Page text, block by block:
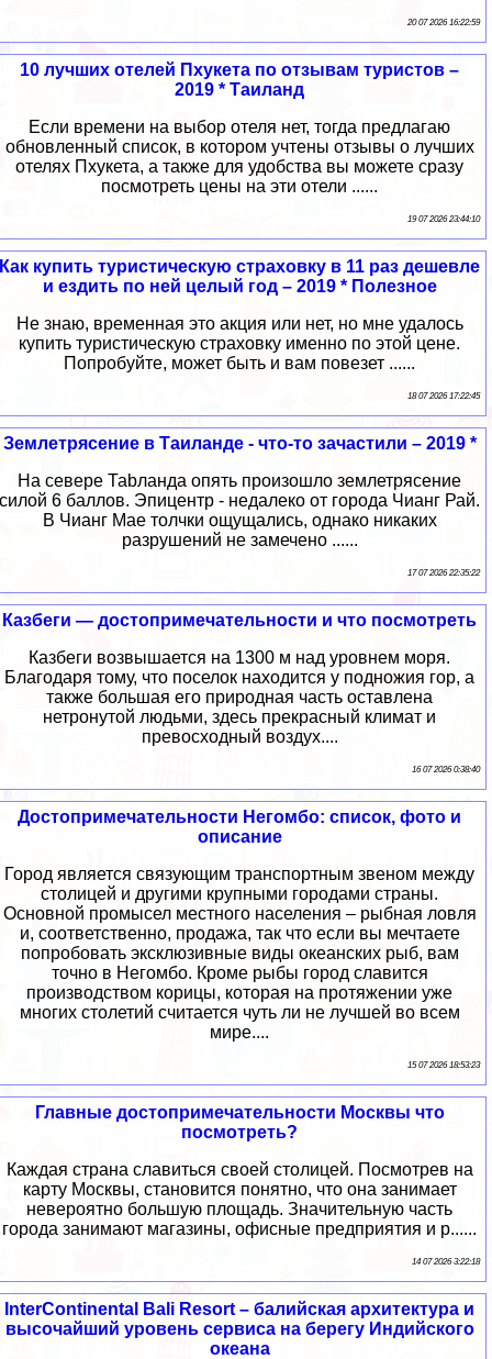
20 07 2026 16:22:59
10 лучших отелей Пхукета по отзывам туристов –
2019 * Таиланд
Если времени на выбор отеля нет, тогда предлагаю
обновленный список, в котором учтены отзывы о лучших
отелях Пхукета, а также для удобства вы можете сразу
посмотреть цены на эти отели ......
19 07 2026 23:44:10
Как купить туристическую страховку в 11 раз дешевле
и ездить по ней целый год – 2019 * Полезное
Не знаю, временная это акция или нет, но мне удалось
купить туристическую страховку именно по этой цене.
Попробуйте, может быть и вам повезет ......
18 07 2026 17:22:45
Землетрясение в Таиланде - что-то зачастили – 2019 *
На севере Таbланда опять произошло землетрясение
силой 6 баллов. Эпицентр - недалеко от города Чианг Рай.
В Чианг Мае толчки ощущались, однако никаких
разрушений не замечено ......
17 07 2026 22:35:22
Казбеги — достопримечательности и что посмотреть
Казбеги возвышается на 1300 м над уровнем моря.
Благодаря тому, что поселок находится у подножия гор, а
также большая его природная часть оставлена
нетронутой людьми, здесь прекрасный климат и
превосходный воздух....
16 07 2026 0:38:40
Достопримечательности Негомбо: список, фото и
описание
Город является связующим транспортным звеном между
столицей и другими крупными городами страны.
Основной промысел местного населения – рыбная ловля
и, соответственно, продажа, так что если вы мечтаете
попробовать эксклюзивные виды океанских рыб, вам
точно в Негомбо. Кроме рыбы город славится
производством корицы, которая на протяжении уже
многих столетий считается чуть ли не лучшей во всем
мире....
15 07 2026 18:53:23
Главные достопримечательности Москвы что
посмотреть?
Каждая страна славиться своей столицей. Посмотрев на
карту Москвы, становится понятно, что она занимает
невероятно большую площадь. Значительную часть
города занимают магазины, офисные предприятия и р......
14 07 2026 3:22:18
InterContinental Bali Resort – балийская архитектура и
высочайший уровень сервиса на берегу Индийского
океана